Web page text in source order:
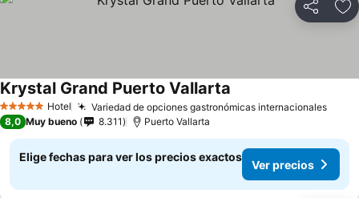
Compartir
5 Estrellas Hotel Variedad de opciones gastronómicas internacionales
Krystal Grand Puerto Vallarta
8,0 Muy bueno 8.311 Puerto Vallarta
Elige fechas para ver los precios exactos
Ver precios